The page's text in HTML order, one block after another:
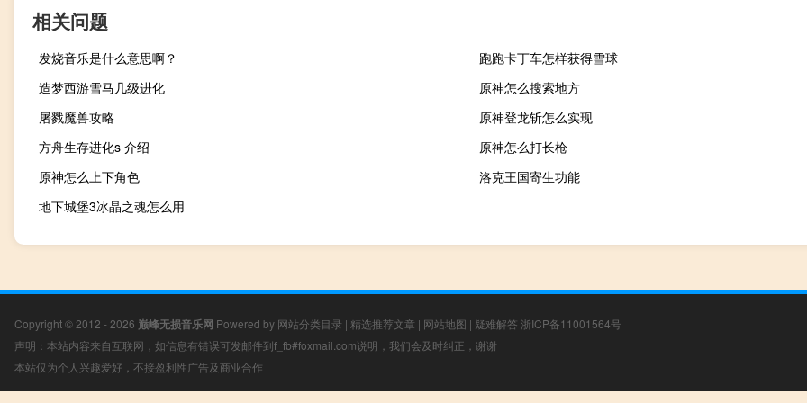
相关问题
发烧音乐是什么意思啊？
跑跑卡丁车怎样获得雪球
造梦西游雪马几级进化
原神怎么搜索地方
屠戮魔兽攻略
原神登龙斩怎么实现
方舟生存进化s 介绍
原神怎么打长枪
原神怎么上下角色
洛克王国寄生功能
地下城堡3冰晶之魂怎么用
Copyright © 2012 - 2026 巅峰无损音乐网 Powered by 网站分类目录 | 精选推荐文章 | 网站地图 | 疑难解答 浙ICP备11001564号
声明：本站内容来自互联网，如信息有错误可发邮件到f_fb#foxmail.com说明，我们会及时纠正，谢谢
本站仅为个人兴趣爱好，不接盈利性广告及商业合作